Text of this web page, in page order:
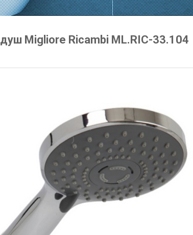
Migliore Ricambi ML.RIC-33.104